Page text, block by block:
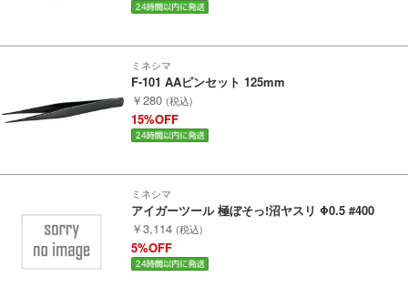
天賞堂
TTC
セール品・キャンペーン
セール商品
ミネシマ
F-101 AAピンセット 125mm
￥280 (税込)
15%OFF
ミネシマ
アイガーツール 極ぼそっ!沼ヤスリ Φ0.5 #400
￥3,114 (税込)
5%OFF